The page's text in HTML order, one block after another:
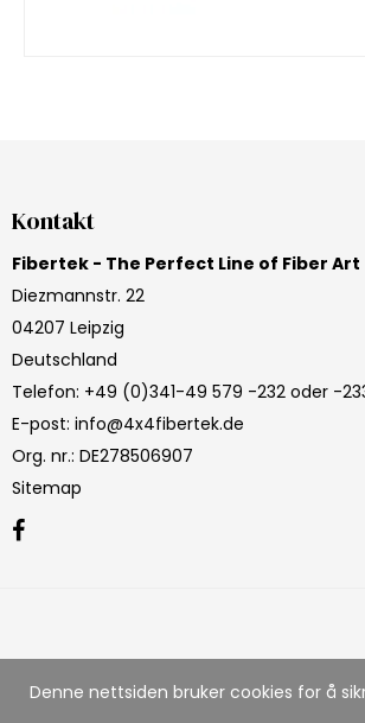
Denne nettsiden bruker cookies for å
Kontakt
Fibertek - The Perfect Line of Fiber Art
Diezmannstr. 22
04207 Leipzig
Deutschland
Telefon: +49 (0)341-49 579 -232 oder -
E-post: info@4x4fibertek.de
Org. nr.: DE278506907
Sitemap